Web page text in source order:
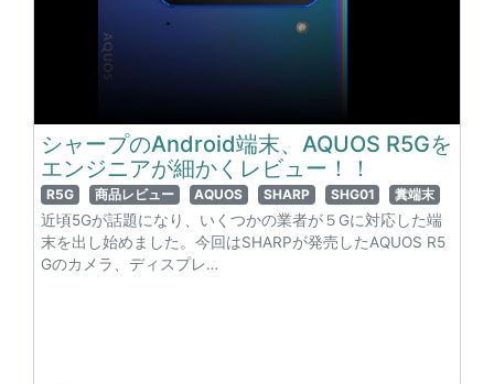
シャープのAndroid端末、AQUOS R5Gを
エンジニアが細かくレビュー！！
R5G 商品レビュー AQUOS SHARP SHG01 糞端末
近頃5Gが話題になり、いくつかの業者が５Gに対応した端
末を出し始めました。今回はSHARPが発売したAQUOS R5
Gのカメラ、ディスプレ…